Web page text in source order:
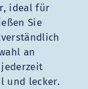
ideal für
Sie
an
und lecker.